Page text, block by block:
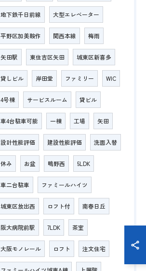
地下鉄千日前線 大型エレベーター
平野区加美鞍作 関西本線 梅雨
矢田駅 東住吉区矢田 城東区新喜多
貸しビル 岸田堂 ファミリー WIC
4号棟 サービスルーム 貸ビル
車4台駐車可能 一棟 工場 矢田
設計性能評価 建設性能評価 洗面入替
休み お盆 鴫野西 5LDK
車二台駐車 ファミールハイツ
城東区放出西 ロフト付 南春日丘
阪大病院前駅 7LDK 茶室
大阪モノレール ロフト 注文住宅